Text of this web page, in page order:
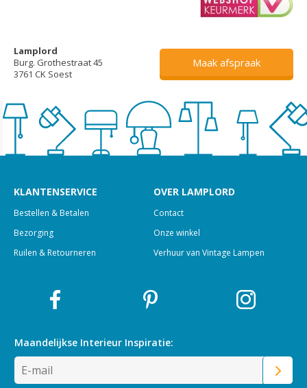
Lamplord
Burg. Grothestraat 45
3761 CK Soest
Maak afspraak
KLANTENSERVICE
Bestellen & Betalen
Bezorging
Ruilen & Retourneren
OVER LAMPLORD
Contact
Onze winkel
Verhuur van Vintage Lampen
Maandelijkse Interieur Inspiratie: